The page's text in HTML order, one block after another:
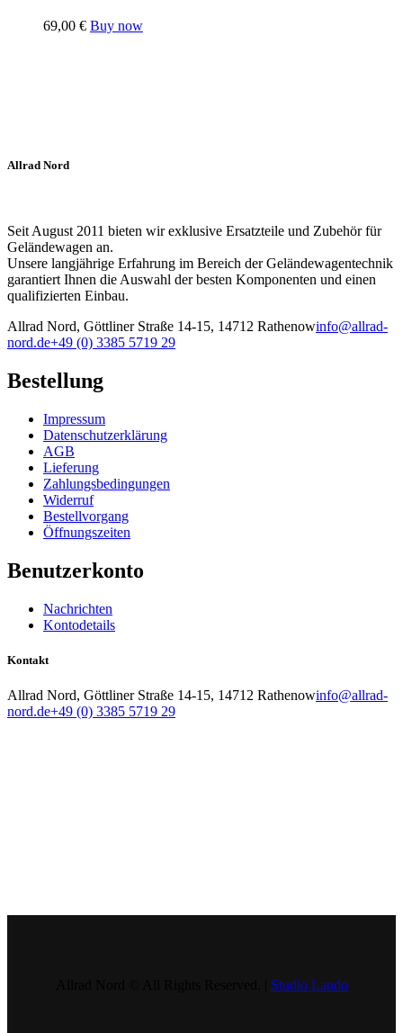
69,00 € Buy now
Allrad Nord
Seit August 2011 bieten wir exklusive Ersatzteile und Zubehör für
Geländewagen an.
Unsere langjährige Erfahrung im Bereich der Geländewagentechnik
garantiert Ihnen die Auswahl der besten Komponenten und einen
qualifizierten Einbau.
Allrad Nord, Göttliner Straße 14-15, 14712 Rathenowinfo@allrad-
nord.de+49 (0) 3385 5719 29
Bestellung
Impressum
Datenschutzerklärung
AGB
Lieferung
Zahlungsbedingungen
Widerruf
Bestellvorgang
Öffnungszeiten
Benutzerkonto
Nachrichten
Kontodetails
Kontakt
Allrad Nord, Göttliner Straße 14-15, 14712 Rathenowinfo@allrad-
nord.de+49 (0) 3385 5719 29
Studio Lando